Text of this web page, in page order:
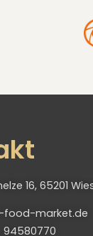
16, 65201
food-market.de
94580770